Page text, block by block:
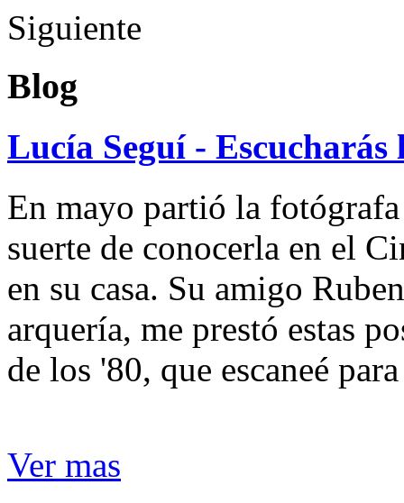
Siguiente
Blog
Lucía Seguí - Escucharás
En mayo partió la
suerte de conocerla en el
en su casa. Su amigo
arquería, me prestó estas
de los '80, que escaneé
Ver mas